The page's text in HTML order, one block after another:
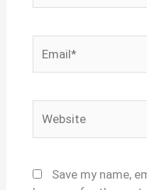
Save my name,